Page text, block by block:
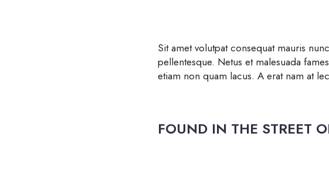
Sit amet volutpat consequat mauris
pellentesque. Netus et malesuada
etiam non quam lacus. A erat nam at
FOUND IN THE STREET